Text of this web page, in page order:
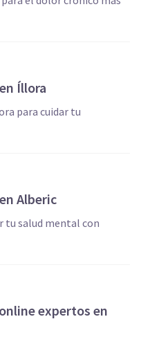
Íllora
para cuidar tu
Alberic
tu salud mental con
expertos en